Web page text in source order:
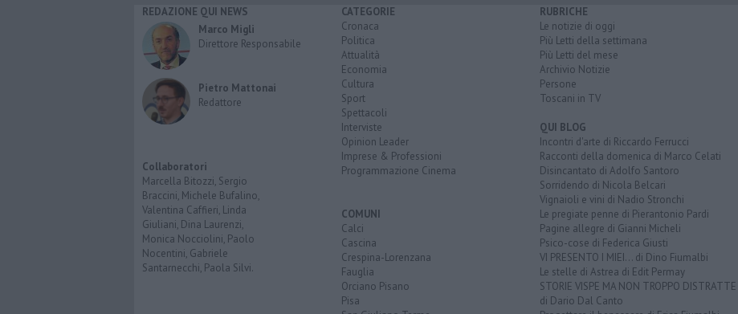
REDAZIONE QUI NEWS
Marco Migli
Direttore Responsabile
Pietro Mattonai
Redattore
Collaboratori
Marcella Bitozzi, Sergio
Braccini, Michele Bufalino,
Valentina Caffieri, Linda
Giuliani, Dina Laurenzi,
Monica Nocciolini, Paolo
Nocentini, Gabriele
Santarnecchi, Paola Silvi.
CATEGORIE
Cronaca
Politica
Attualità
Economia
Cultura
Sport
Spettacoli
Interviste
Opinion Leader
Imprese & Professioni
Programmazione Cinema
COMUNI
Calci
Cascina
Crespina-Lorenzana
Fauglia
Orciano Pisano
Pisa
RUBRICHE
Le notizie di oggi
Più Letti della settimana
Più Letti del mese
Archivio Notizie
Persone
Toscani in TV
QUI BLOG
Incontri d'arte di Riccardo Ferrucci
Racconti della domenica di Marco Celati
Disincantato di Adolfo Santoro
Sorridendo di Nicola Belcari
Vignaioli e vini di Nadio Stronchi
Le pregiate penne di Pierantonio Pardi
Pagine allegre di Gianni Micheli
Psico-cose di Federica Giusti
VI PRESENTO I MIEI... di Dino Fiumalbi
Le stelle di Astrea di Edit Permay
STORIE VISPE MA NON TROPPO DISTRATTE
di Dario Dal Canto